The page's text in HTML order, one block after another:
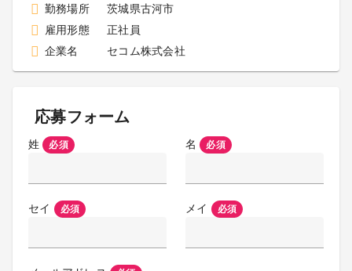
勤務場所
茨城県古河市
雇用形態
正社員
企業名
セコム株式会社
応募フォーム
姓 必須 名 必須
セイ 必須 メイ 必須